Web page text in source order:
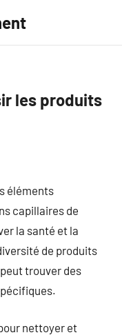
les produits
éléments
capillaires de
la santé et la
de produits
trouver des
nettoyer et